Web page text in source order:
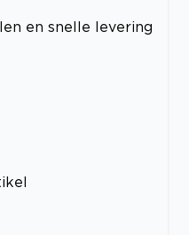
en snelle levering